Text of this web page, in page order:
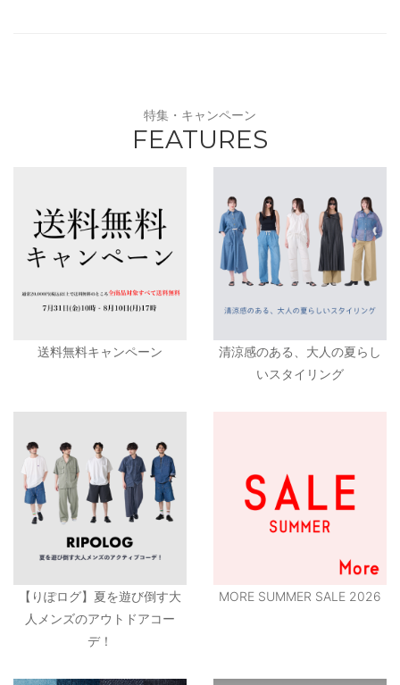
特集・キャンペーン
FEATURES
送料無料キャンペーン
清涼感のある、大人の夏らし
いスタイリング
【りぽログ】夏を遊び倒す大
人メンズのアウトドアコー
デ！
MORE SUMMER SALE 2026